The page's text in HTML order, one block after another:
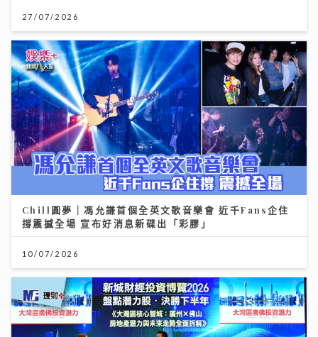
27/07/2026
Chill圓夢｜馮允謙首個全英文歌音樂會 近千Fans企住
撐震撼全場 宣布好消息新碟出「彩膠」
10/07/2026